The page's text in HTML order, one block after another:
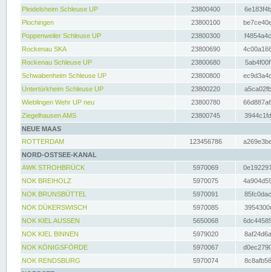
Pleidelsheim Schleuse UP
23800400
Plochingen
23800100
Poppenweiler Schleuse UP
23800300
Rockenau SKA
23800690
Rockenau Schleuse UP
23800680
Schwabenheim Schleuse UP
23800800
Untertürkheim Schleuse UP
23800220
Wieblingen Wehr UP neu
23800780
Ziegelhausen AMS
23800745
NEUE MAAS
ROTTERDAM
123456786
NORD-OSTSEE-KANAL
AWK STROHBRÜCK
5970069
NOK BREIHOLZ
5970075
NOK BRUNSBÜTTEL
5970091
NOK DÜKERSWISCH
5970085
NOK KIEL AUSSEN
5650068
NOK KIEL BINNEN
5979020
NOK KÖNIGSFÖRDE
5970067
NOK RENDSBURG
5970074